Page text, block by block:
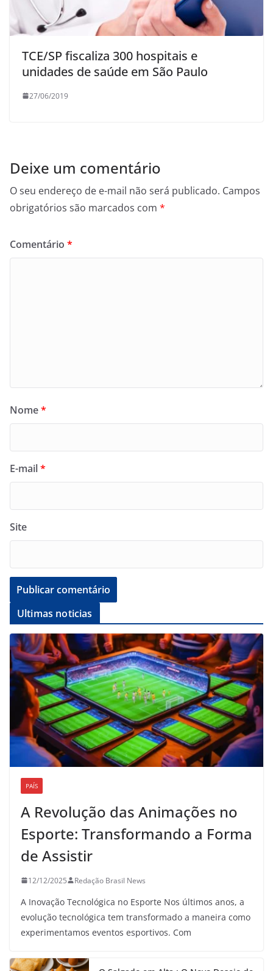
TCE/SP fiscaliza 300 hospitais e
unidades de saúde em São Paulo
27/06/2019
Deixe um comentário
O seu endereço de e-mail não será publicado. Campos
obrigatórios são marcados com *
Comentário *
Nome*
E-mail*
Site
Ultimas noticias
PAÍS
A Revolução das Animações no
Esporte: Transformando a Forma
de Assistir
12/12/2025 Redação Brasil News
A Inovação Tecnológica no Esporte Nos últimos anos, a
evolução tecnológica tem transformado a maneira como
experimentamos eventos esportivos. Com